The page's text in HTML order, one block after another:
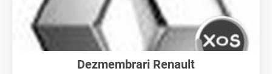
Dezmembrari Renault